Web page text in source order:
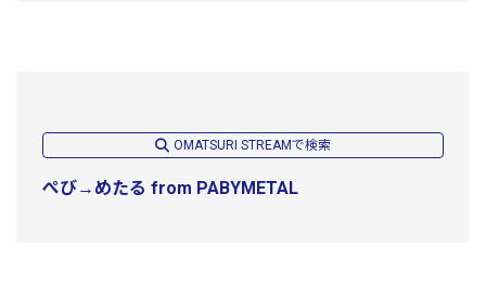
OMATSURI STREAMで検索
ぺび→めたる from PABYMETAL